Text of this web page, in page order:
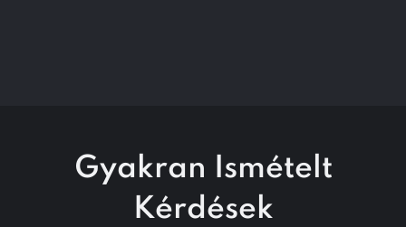
Gyakran Ismételt
Kérdések